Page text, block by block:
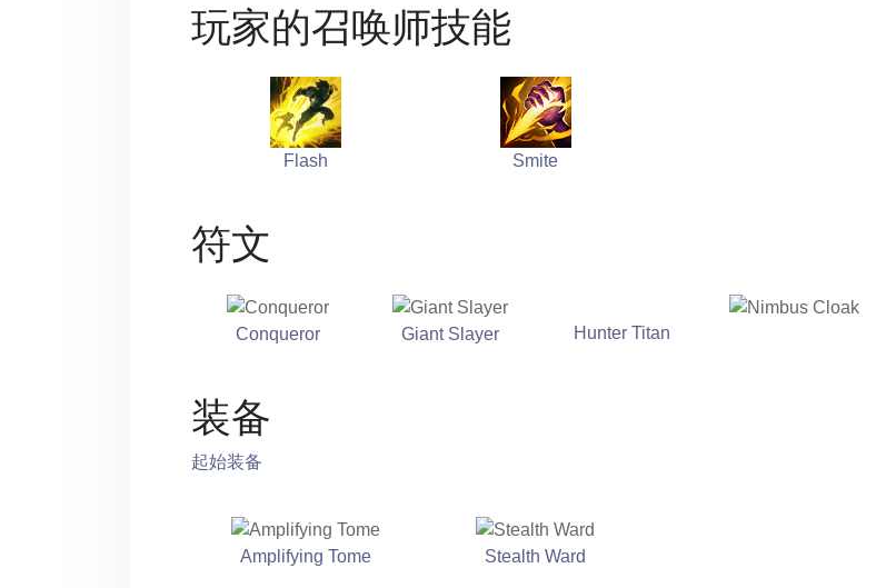
玩家的召唤师技能
Flash Smite
符文
Conqueror Giant Slayer Hunter Titan
装备
起始装备
Amplifying Tome Stealth Ward